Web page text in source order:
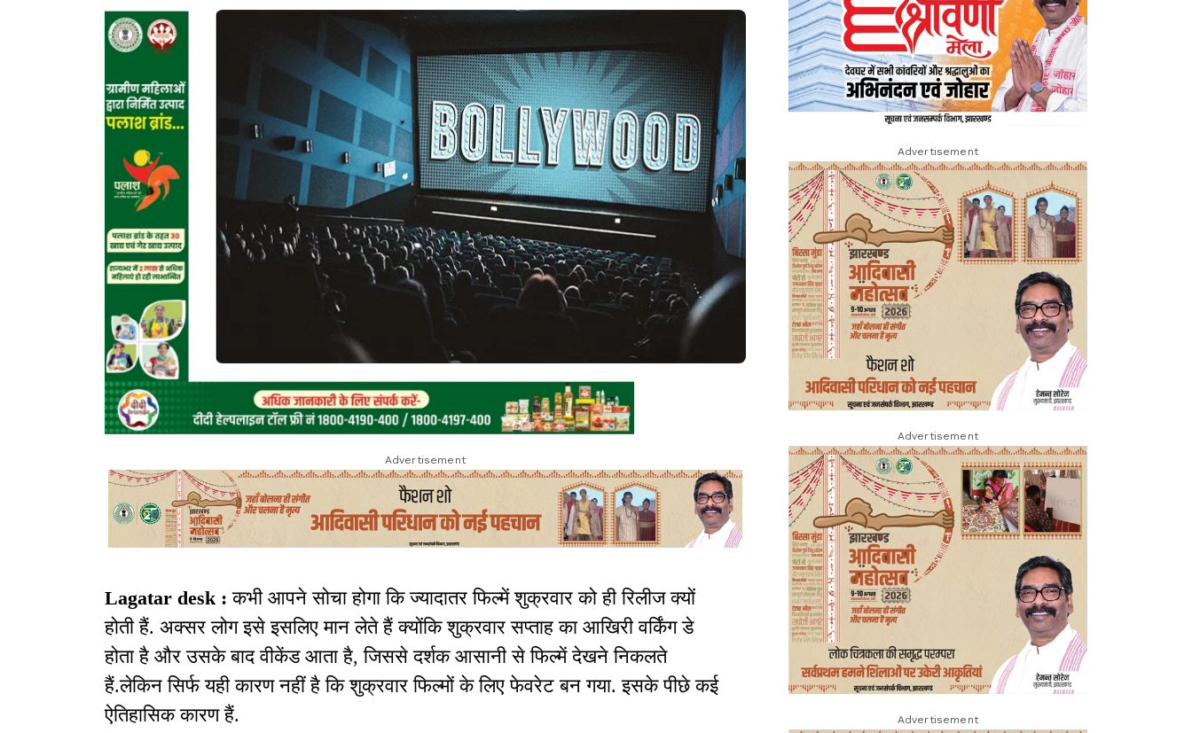
Advertisement
Lagatar desk : कभी आपने सोचा होगा कि ज्यादातर फिल्में शुक्रवार को ही रिलीज क्यों
होती हैं. अक्सर लोग इसे इसलिए मान लेते हैं क्योंकि शुक्रवार सप्ताह का आखिरी वर्किंग डे
होता है और उसके बाद वीकेंड आता है, जिससे दर्शक आसानी से फिल्में देखने निकलते
हैं.लेकिन सिर्फ यही कारण नहीं है कि शुक्रवार फिल्मों के लिए फेवरेट बन गया. इसके पीछे कई
ऐतिहासिक कारण हैं.
Advertisement
Advertisement
Advertisement